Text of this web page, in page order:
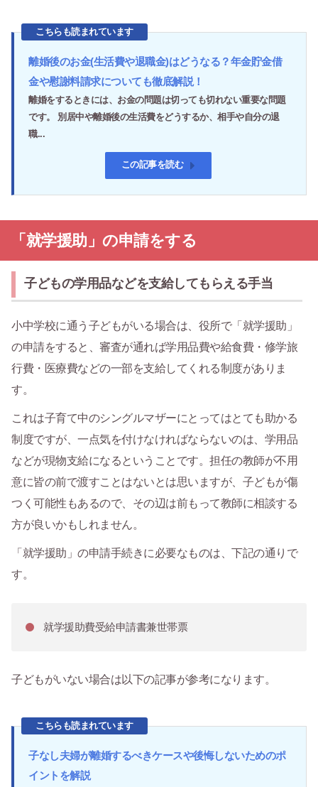
こちらも読まれています
離婚後のお金(生活費や退職金)はどうなる？年金貯金借
金や慰謝料請求についても徹底解説！
離婚をするときには、お金の問題は切っても切れない重要な問題
です。 別居中や離婚後の生活費をどうするか、相手や自分の退
職...
この記事を読む
「就学援助」の申請をする
子どもの学用品などを支給してもらえる手当
小中学校に通う子どもがいる場合は、役所で「就学援助」
の申請をすると、審査が通れば学用品費や給食費・修学旅
行費・医療費などの一部を支給してくれる制度がありま
す。
これは子育て中のシングルマザーにとってはとても助かる
制度ですが、一点気を付けなければならないのは、学用品
などが現物支給になるということです。担任の教師が不用
意に皆の前で渡すことはないとは思いますが、子どもが傷
つく可能性もあるので、その辺は前もって教師に相談する
方が良いかもしれません。
「就学援助」の申請手続きに必要なものは、下記の通りで
す。
就学援助費受給申請書兼世帯票
子どもがいない場合は以下の記事が参考になります。
こちらも読まれています
子なし夫婦が離婚するべきケースや後悔しないためのポ
イントを解説